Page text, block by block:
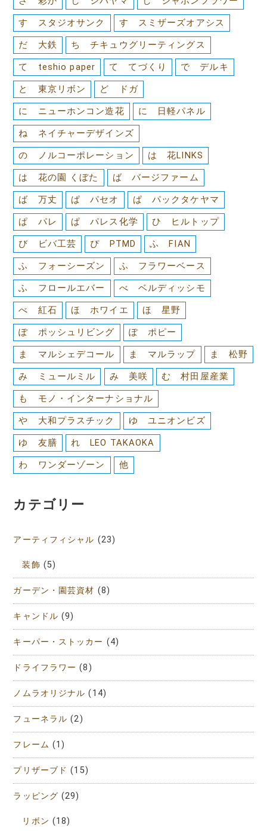
す スタジオサンク す スミザーズオアシス
だ 大鉄 ち チキュウグリーティングス
て teshio paper て てづくり で デルキ
と 東京リボン ど ドガ
に ニューホンコン造花 に 日軽パネル
ね ネイチャーデザインズ
の ノルコーポレーション は 花LINKS
は 花の園 くぼた ば バージファーム
ば 万丈 ぱ パセオ ぱ パックタケヤマ
ぱ パレ ぱ パレス化学 ひ ヒルトップ
び ビバ工芸 ぴ PTMD ふ FIAN
ふ フォーシーズン ふ フラワーベース
ふ フロールエバー べ ベルディッシモ
べ 紅石 ほ ホワイエ ほ 星野
ぽ ポッシュリビング ぽ ポピー
ま マルシェデコール ま マルラップ ま 松野
み ミュールミル み 美咲 む 村田屋産業
も モノ・インターナショナル
や 大和プラスチック ゆ ユニオンビズ
ゆ 友膳 れ LEO TAKAOKA
わ ワンダーゾーン 他
カテゴリー
アーティフィシャル (23)
装飾 (5)
ガーデン・園芸資材 (8)
キャンドル (9)
キーパー・ストッカー (4)
ドライフラワー (8)
ノムラオリジナル (14)
フューネラル (2)
フレーム (1)
プリザーブド (15)
ラッピング (29)
リボン (18)